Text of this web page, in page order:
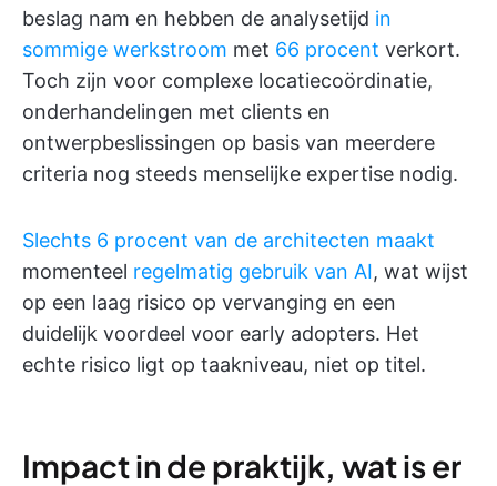
beslag nam en hebben de analysetijd in
sommige werkstroom met 66 procent verkort.
Toch zijn voor complexe locatiecoördinatie,
onderhandelingen met clients en
ontwerpbeslissingen op basis van meerdere
criteria nog steeds menselijke expertise nodig.
Slechts 6 procent van de architecten maakt
momenteel regelmatig gebruik van AI, wat wijst
op een laag risico op vervanging en een
duidelijk voordeel voor early adopters. Het
echte risico ligt op taakniveau, niet op titel.
Impact in de praktijk, wat is er